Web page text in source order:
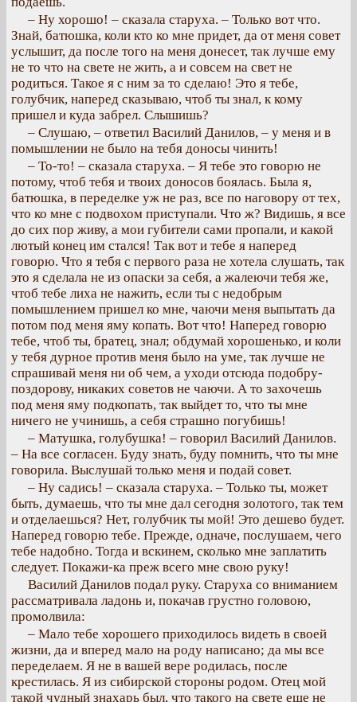
– Ну хорошо! – сказала старуха. – Только вот что.
Знай, батюшка, коли кто ко мне придет, да от меня совет
услышит, да после того на меня донесет, так лучше ему
не то что на свете не жить, а и совсем на свет не
родиться. Такое я с ним за то сделаю! Это я тебе,
голубчик, наперед сказываю, чтоб ты знал, к кому
пришел и куда забрел. Слышишь?
– Слушаю, – ответил Василий Данилов, – у меня и в
помышлении не было на тебя доносы чинить!
– То-то! – сказала старуха. – Я тебе это говорю не
потому, чтоб тебя и твоих доносов боялась. Была я,
батюшка, в переделке уж не раз, все по наговору от тех,
что ко мне с подвохом приступали. Что ж? Видишь, я все
до сих пор живу, а мои губители сами пропали, и какой
лютый конец им стался! Так вот и тебе я наперед
говорю. Что я тебя с первого раза не хотела слушать, так
это я сделала не из опаски за себя, а жалеючи тебя же,
чтоб тебе лиха не нажить, если ты с недобрым
помышлением пришел ко мне, чаючи меня выпытать да
потом под меня яму копать. Вот что! Наперед говорю
тебе, чтоб ты, братец, знал; обдумай хорошенько, и коли
у тебя дурное против меня было на уме, так лучше не
спрашивай меня ни об чем, а уходи отсюда подобру-
поздорову, никаких советов не чаючи. А то захочешь
под меня яму подкопать, так выйдет то, что ты мне
ничего не учинишь, а себя страшно погубишь!
– Матушка, голубушка! – говорил Василий Данилов.
– На все согласен. Буду знать, буду помнить, что ты мне
говорила. Выслушай только меня и подай совет.
– Ну садись! – сказала старуха. – Только ты, может
быть, думаешь, что ты мне дал сегодня золотого, так тем
и отделаешься? Нет, голубчик ты мой! Это дешево будет.
Наперед говорю тебе. Прежде, одначе, послушаем, чего
тебе надобно. Тогда и вскинем, сколько мне заплатить
следует. Покажи-ка преж всего мне свою руку!
Василий Данилов подал руку. Старуха со вниманием
рассматривала ладонь и, покачав грустно головою,
промолвила:
– Мало тебе хорошего приходилось видеть в своей
жизни, да и вперед мало на роду написано; да мы все
переделаем. Я не в вашей вере родилась, после
крестилась. Я из сибирской стороны родом. Отец мой
такой чудный знахарь был, что такого на свете еще не